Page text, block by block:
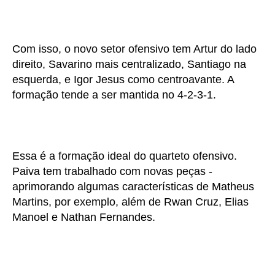
Com isso, o novo setor ofensivo tem Artur do lado
direito, Savarino mais centralizado, Santiago na
esquerda, e Igor Jesus como centroavante. A
formação tende a ser mantida no 4-2-3-1.
Essa é a formação ideal do quarteto ofensivo.
Paiva tem trabalhado com novas peças -
aprimorando algumas características de Matheus
Martins, por exemplo, além de Rwan Cruz, Elias
Manoel e Nathan Fernandes.